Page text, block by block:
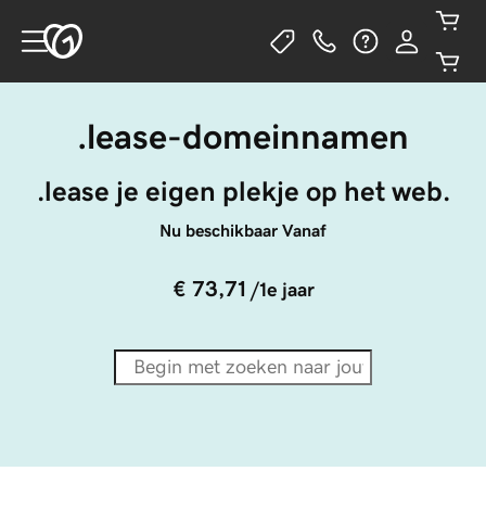
.lease-domeinnamen
.lease je eigen plekje op het web.
Nu beschikbaar Vanaf
€ 73,71 /1e jaar